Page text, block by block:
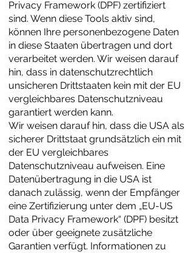
Privacy Framework (DPF) zertifiziert
sind. Wenn diese Tools aktiv sind,
können Ihre personenbezogene Daten
in diese Staaten übertragen und dort
verarbeitet werden. Wir weisen darauf
hin, dass in datenschutzrechtlich
unsicheren Drittstaaten kein mit der EU
vergleichbares Datenschutzniveau
garantiert werden kann.
Wir weisen darauf hin, dass die USA als
sicherer Drittstaat grundsätzlich ein mit
der EU vergleichbares
Datenschutzniveau aufweisen. Eine
Datenübertragung in die USA ist
danach zulässig, wenn der Empfänger
eine Zertifizierung unter dem „EU-US
Data Privacy Framework“ (DPF) besitzt
oder über geeignete zusätzliche
Garantien verfügt. Informationen zu